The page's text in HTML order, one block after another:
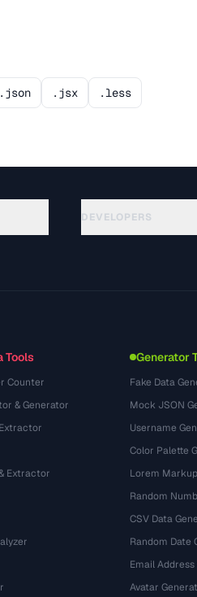
.json .jsx .less
DEVELOPERS
Tools
Counter
& Generator
Extractor
Generator
Fake Data
Mock JSON
Username
Color Palette
Lorem
Random
CSV Data
Random Date
Email
Avatar